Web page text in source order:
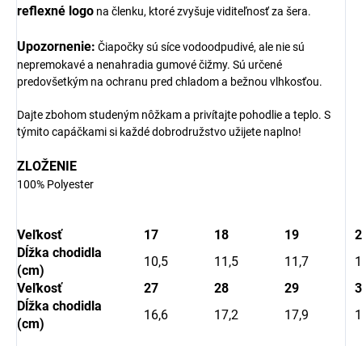
reflexné logo na členku, ktoré zvyšuje viditeľnosť za šera.
Upozornenie: Čiapočky sú síce vodoodpudivé, ale nie sú
nepremokavé a nenahradia gumové čižmy. Sú určené
predovšetkým na ochranu pred chladom a bežnou vlhkosťou.
Dajte zbohom studeným nôžkam a privítajte pohodlie a teplo. S
týmito capáčkami si každé dobrodružstvo užijete naplno!
ZLOŽENIE
100% Polyester
Veľkosť 17 18 19
Dĺžka chodidla
10,5 11,5 11,7
(cm)
Veľkosť
27 28 29
Dĺžka chodidla
16,6 17,2 17,9
(cm)